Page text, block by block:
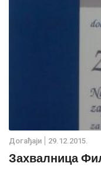
Дoгађаjи 29.12.2015.
Захвалница